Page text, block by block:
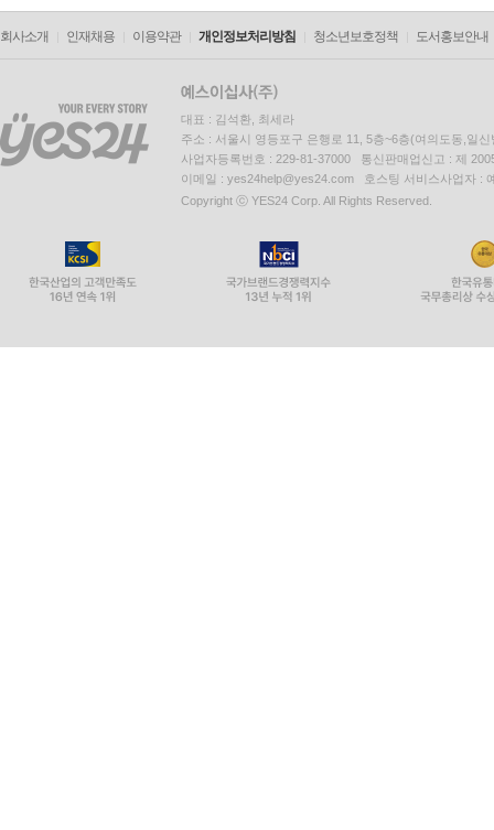
회사소개 인재채용 이용약관 개인정보처리방침 청소년보호정책 도서홍보안내
대표 : 김석환, 최세라
주소 : 서울시 영등포구 은행로 11, 5층~6층(여의도동,일신
사업자등록번호 : 229-81-37000 통신판매업신고 : 제
이메일 : yes24help@yes24.com 호스팅 서비스사업자 :
Copyright ⓒ YES24 Corp. All Rights Reserved.